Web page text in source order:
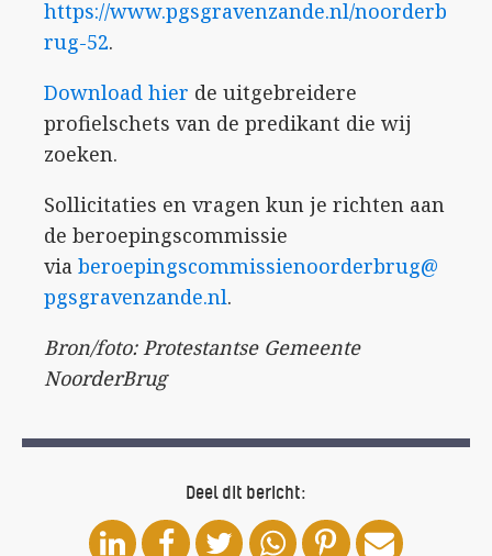
https://www.pgsgravenzande.nl/noorderb
rug-52.
Download hier de uitgebreidere
profielschets van de predikant die wij
zoeken.
Sollicitaties en vragen kun je richten aan
de beroepingscommissie
via beroepingscommissienoorderbrug@
pgsgravenzande.nl.
Bron/foto: Protestantse Gemeente
NoorderBrug
Deel dit bericht: